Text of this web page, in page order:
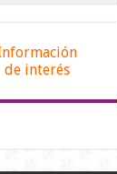
de interés